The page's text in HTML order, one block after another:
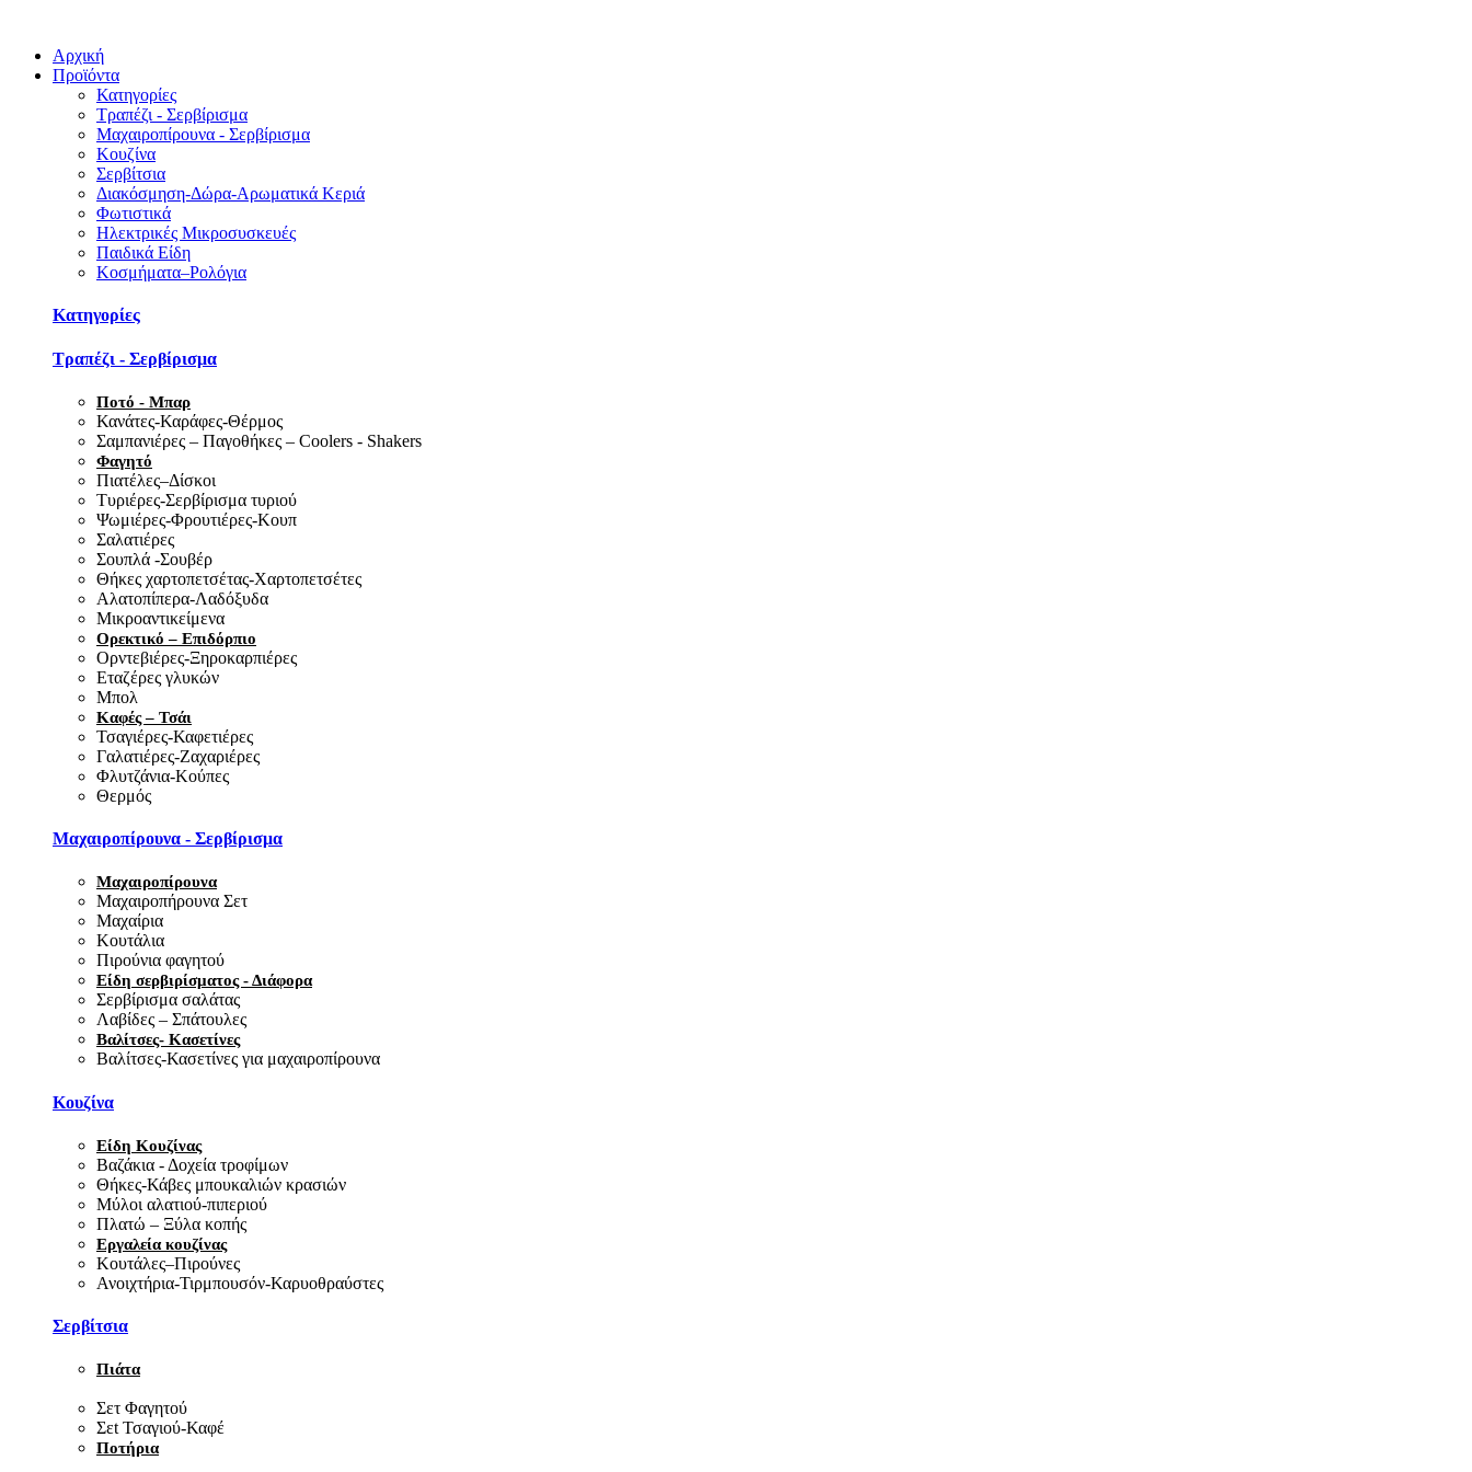
Αρχική
Προϊόντα
Κατηγορίες
Τραπέζι - Σερβίρισμα
Μαχαιροπίρουνα - Σερβίρισμα
Κουζίνα
Σερβίτσια
Διακόσμηση-Δώρα-Αρωματικά Κεριά
Φωτιστικά
Ηλεκτρικές Μικροσυσκευές
Παιδικά Είδη
Κοσμήματα–Ρολόγια
Κατηγορίες
Τραπέζι - Σερβίρισμα
Ποτό - Μπαρ
Κανάτες-Καράφες-Θέρμος
Σαμπανιέρες – Παγοθήκες – Coolers - Shakers
Φαγητό
Πιατέλες–Δίσκοι
Τυριέρες-Σερβίρισμα τυριού
Ψωμιέρες-Φρουτιέρες-Κουπ
Σαλατιέρες
Σουπλά -Σουβέρ
Θήκες χαρτοπετσέτας-Χαρτοπετσέτες
Αλατοπίπερα-Λαδόξυδα
Μικροαντικείμενα
Ορεκτικό – Επιδόρπιο
Ορντεβιέρες-Ξηροκαρπιέρες
Εταζέρες γλυκών
Μπολ
Καφές – Τσάι
Τσαγιέρες-Καφετιέρες
Γαλατιέρες-Ζαχαριέρες
Φλυτζάνια-Κούπες
Θερμός
Μαχαιροπίρουνα - Σερβίρισμα
Μαχαιροπίρουνα
Μαχαιροπήρουνα Σετ
Μαχαίρια
Κουτάλια
Πιρούνια φαγητού
Είδη σερβιρίσματος - Διάφορα
Σερβίρισμα σαλάτας
Λαβίδες – Σπάτουλες
Βαλίτσες- Κασετίνες
Βαλίτσες-Κασετίνες για μαχαιροπίρουνα
Κουζίνα
Είδη Κουζίνας
Βαζάκια - Δοχεία τροφίμων
Θήκες-Κάβες μπουκαλιών κρασιών
Μύλοι αλατιού-πιπεριού
Πλατώ – Ξύλα κοπής
Εργαλεία κουζίνας
Κουτάλες–Πιρούνες
Ανοιχτήρια-Τιρμπουσόν-Καρυοθραύστες
Σερβίτσια
Πιάτα
Σετ Φαγητού
Σεt Τσαγιού-Καφέ
Ποτήρια